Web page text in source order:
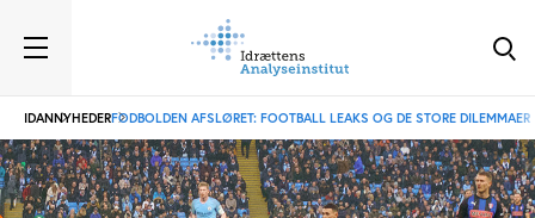
IDANNYHEDERFODBOLDEN AFSLØRET: FOOTBALL LEAKS OG DE STORE DILEMMAER